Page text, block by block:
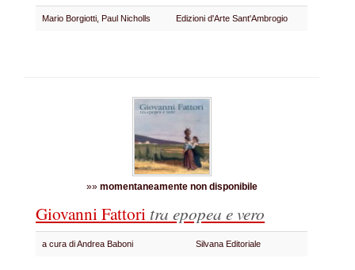
Mario Borgiotti, Paul Nicholls Edizioni d'Arte Sant'Ambrogio
»» momentaneamente non disponibile
Giovanni Fattori tra epopea e vero
a cura di Andrea Baboni Silvana Editoriale